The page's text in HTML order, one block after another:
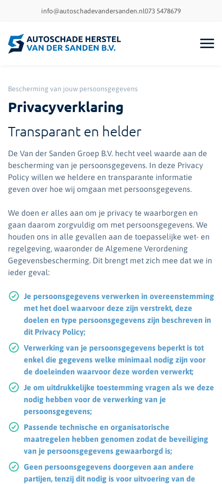
info@autoschadevandersanden.nl073 5478679
Bescherming van jouw persoonsgegevens
Privacyverklaring
Transparant en helder
De Van der Sanden Groep B.V. hecht veel waarde aan de
bescherming van je persoonsgegevens. In deze Privacy
Policy willen we heldere en transparante informatie
geven over hoe wij omgaan met persoonsgegevens.
We doen er alles aan om je privacy te waarborgen en
gaan daarom zorgvuldig om met persoonsgegevens. We
houden ons in alle gevallen aan de toepasselijke wet- en
regelgeving, waaronder de Algemene Verordening
Gegevensbescherming. Dit brengt met zich mee dat we in
ieder geval:
Je persoonsgegevens verwerken in overeenstemming
met het doel waarvoor deze zijn verstrekt, deze
doelen en type persoonsgegevens zijn beschreven in
dit Privacy Policy;
Verwerking van je persoonsgegevens beperkt is tot
enkel die gegevens welke minimaal nodig zijn voor
de doeleinden waarvoor deze worden verwerkt;
Je om uitdrukkelijke toestemming vragen als we deze
nodig hebben voor de verwerking van je
persoonsgegevens;
Passende technische en organisatorische
maatregelen hebben genomen zodat de beveiliging
van je persoonsgegevens gewaarborgd is;
Geen persoonsgegevens doorgeven aan andere
partijen, tenzij dit nodig is voor uitvoering van de